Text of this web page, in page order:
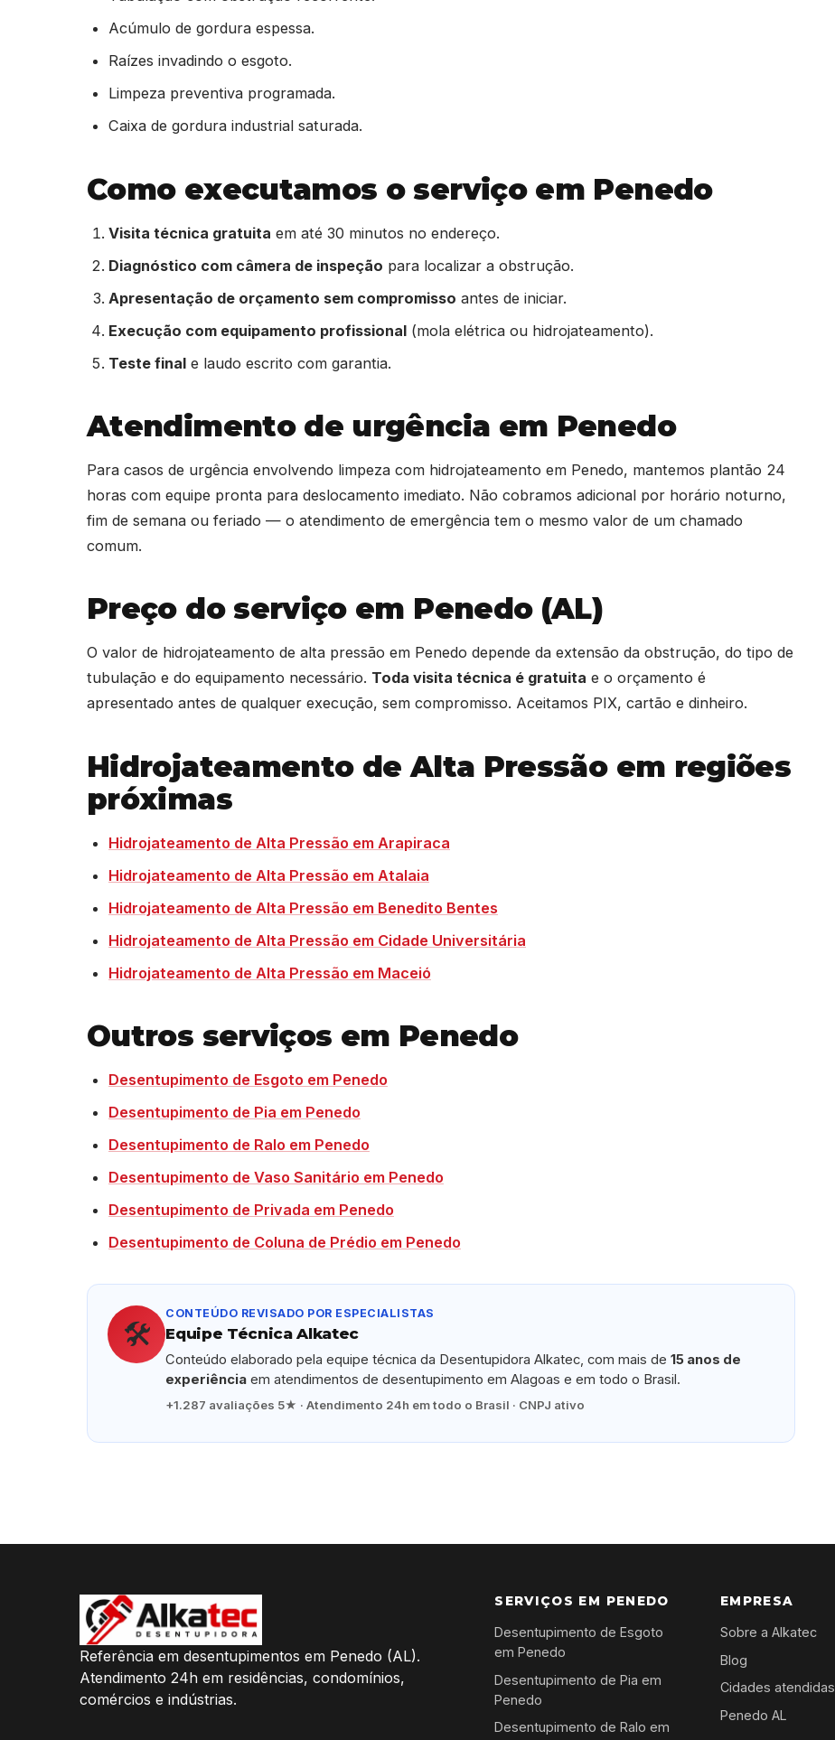
Acúmulo de gordura espessa.
Raízes invadindo o esgoto.
Limpeza preventiva programada.
Caixa de gordura industrial saturada.
Como executamos o serviço em Penedo
Visita técnica gratuita em até 30 minutos no endereço.
Diagnóstico com câmera de inspeção para localizar a obstrução.
Apresentação de orçamento sem compromisso antes de iniciar.
Execução com equipamento profissional (mola elétrica ou hidrojateamento).
Teste final e laudo escrito com garantia.
Atendimento de urgência em Penedo
Para casos de urgência envolvendo limpeza com hidrojateamento em Penedo, mantemos plantão 24
horas com equipe pronta para deslocamento imediato. Não cobramos adicional por horário noturno,
fim de semana ou feriado — o atendimento de emergência tem o mesmo valor de um chamado
comum.
Preço do serviço em Penedo (AL)
O valor de hidrojateamento de alta pressão em Penedo depende da extensão da obstrução, do tipo de
tubulação e do equipamento necessário. Toda visita técnica é gratuita e o orçamento é
apresentado antes de qualquer execução, sem compromisso. Aceitamos PIX, cartão e dinheiro.
Hidrojateamento de Alta Pressão em regiões
próximas
Hidrojateamento de Alta Pressão em Arapiraca
Hidrojateamento de Alta Pressão em Atalaia
Hidrojateamento de Alta Pressão em Benedito Bentes
Hidrojateamento de Alta Pressão em Cidade Universitária
Hidrojateamento de Alta Pressão em Maceió
Outros serviços em Penedo
Desentupimento de Esgoto em Penedo
Desentupimento de Pia em Penedo
Desentupimento de Ralo em Penedo
Desentupimento de Vaso Sanitário em Penedo
Desentupimento de Privada em Penedo
Desentupimento de Coluna de Prédio em Penedo
🛠️
CONTEÚDO REVISADO POR ESPECIALISTAS
Equipe Técnica Alkatec
Conteúdo elaborado pela equipe técnica da Desentupidora Alkatec, com mais de15 anos de
experiência em atendimentos de desentupimento em Alagoas e em todo o Brasil.
+1.287 avaliações 5★ · Atendimento 24h em todo o Brasil · CNPJ ativo
Referência em desentupimentos em Penedo (AL).
Atendimento 24h em residências, condomínios,
comércios e indústrias.
SERVIÇOS EM PENEDO
Desentupimento de Esgoto
em Penedo
Desentupimento de Pia em
Penedo
Desentupimento de Ralo em
EMPRESA
Sobre a Alkatec
Blog
Cidades atendidas
Penedo AL